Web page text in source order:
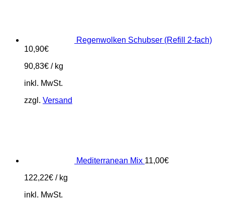
Regenwolken Schubser (Refill 2-fach)
10,90€
90,83€ / kg
inkl. MwSt.
zzgl. Versand
Mediterranean Mix 11,00€
122,22€ / kg
inkl. MwSt.